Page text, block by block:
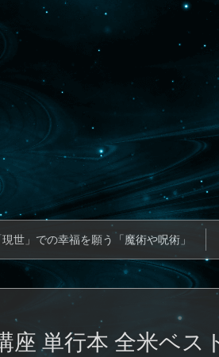
世」での幸福を願う「魔術や呪術」
単行本 全米ベス